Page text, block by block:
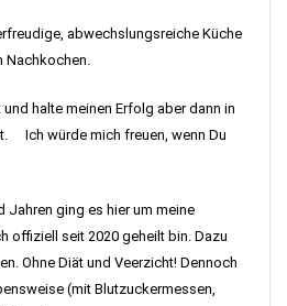
abwechslungsreiche Küche
Nachkochen.
halte meinen Erfolg aber dann in
Ich würde mich freuen, wenn Du
Jahren ging es hier um meine
offiziell seit 2020 geheilt bin. Dazu
Ohne Diät und Veerzicht! Dennoch
(mit Blutzuckermessen,